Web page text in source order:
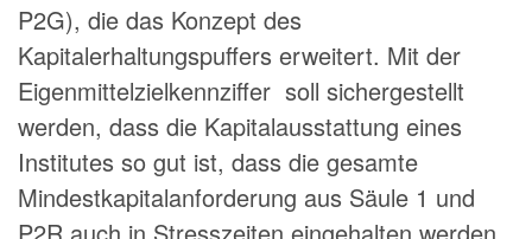
P2G), die das Konzept des
Kapitalerhaltungspuffers erweitert. Mit der
Eigenmittelzielkennziffer soll sichergestellt
werden, dass die Kapitalausstattung eines
Institutes so gut ist, dass die gesamte
Mindestkapitalanforderung aus Säule 1 und
P2R auch in Stresszeiten eingehalten werden